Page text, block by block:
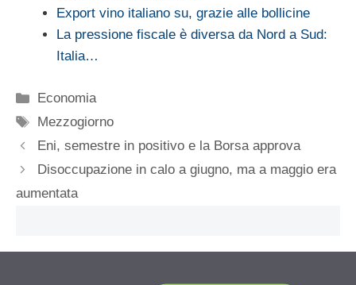
Export vino italiano su, grazie alle bollicine
La pressione fiscale è diversa da Nord a Sud:
Italia…
Categorie
Economia
Tag
Mezzogiorno
Eni, semestre in positivo e la Borsa approva
Disoccupazione in calo a giugno, ma a maggio era
aumentata